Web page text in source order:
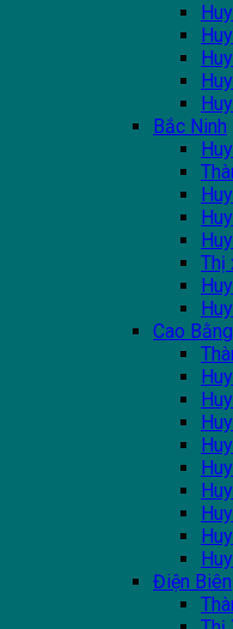
Bắc Ninh
Thị
Cao Bằng
Điện Biên